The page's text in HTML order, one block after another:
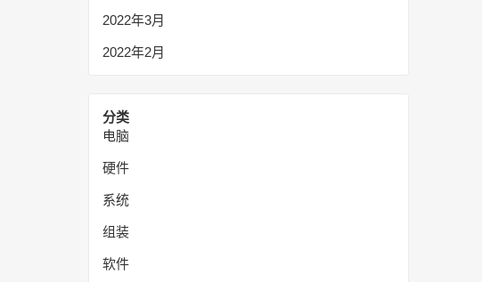
2022年3月
2022年2月
分类
电脑
硬件
系统
组装
软件